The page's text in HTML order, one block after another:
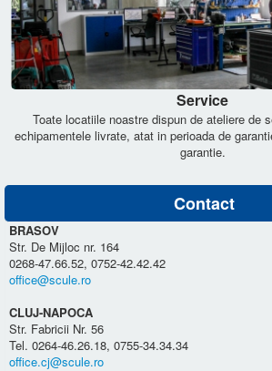
Service
Toate locatiile noastre dispun de ateliere de
echipamentele livrate, atat in perioada de
garantie.
Contact
BRASOV
Str. De Mijloc nr. 164
0268-47.66.52, 0752-42.42.42
office@scule.ro
CLUJ-NAPOCA
Str. Fabricii Nr. 56
Tel. 0264-46.26.18, 0755-34.34.34
office.cj@scule.ro